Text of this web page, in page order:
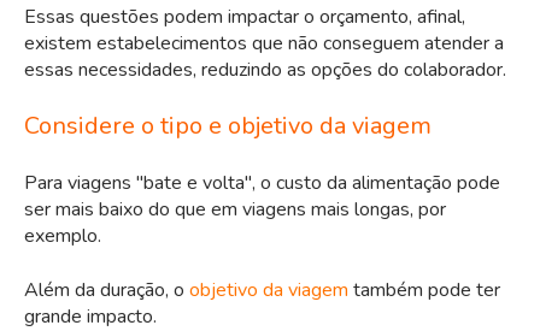
Essas questões podem impactar o orçamento, afinal,
existem estabelecimentos que não conseguem atender a
essas necessidades, reduzindo as opções do colaborador.
Considere o tipo e objetivo da viagem
Para viagens "bate e volta", o custo da alimentação pode
ser mais baixo do que em viagens mais longas, por
exemplo.
Além da duração, o objetivo da viagem também pode ter
grande impacto.